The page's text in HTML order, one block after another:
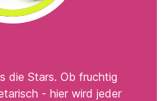
die Stars. Ob fruchtig
- hier wird jeder